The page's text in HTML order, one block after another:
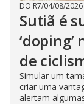
DO R7/04/08/2026
Sutiã é
de
Simular um
criar uma
alertam